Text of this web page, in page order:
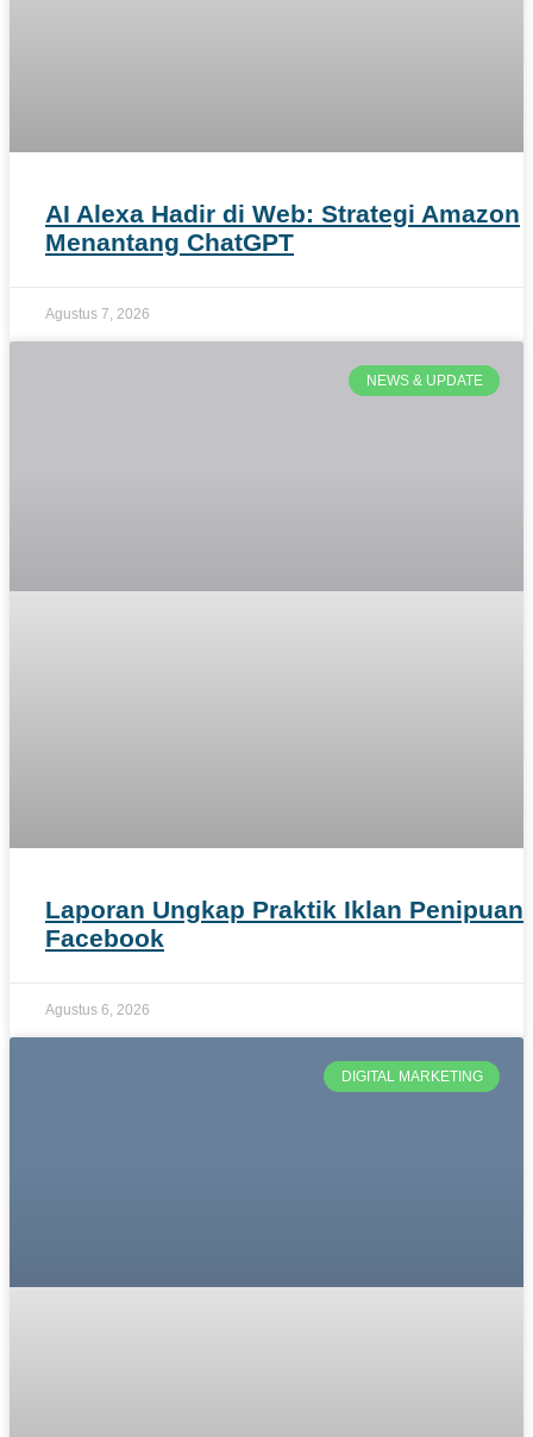
AI Alexa Hadir di Web: Strategi Amazon
Menantang ChatGPT
Agustus 7, 2026
NEWS & UPDATE
Laporan Ungkap Praktik Iklan Penipuan
Facebook
Agustus 6, 2026
DIGITAL MARKETING